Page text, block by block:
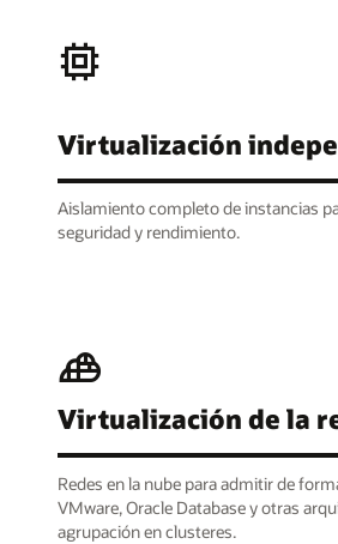
Virtualización
Aislamiento completo de instancias
seguridad y rendimiento.
Virtualización de la
Redes en la nube para admitir de
VMware, Oracle Database y otras
agrupación en clusteres.